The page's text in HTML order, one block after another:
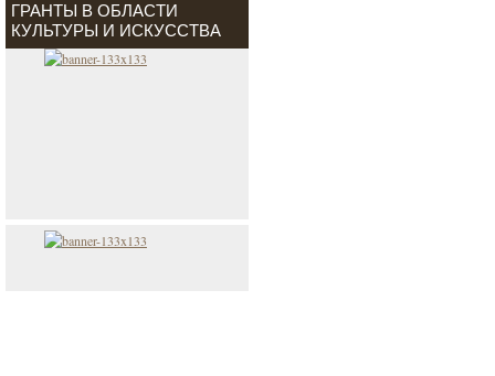
ГРАНТЫ В ОБЛАСТИ
КУЛЬТУРЫ И ИСКУССТВА